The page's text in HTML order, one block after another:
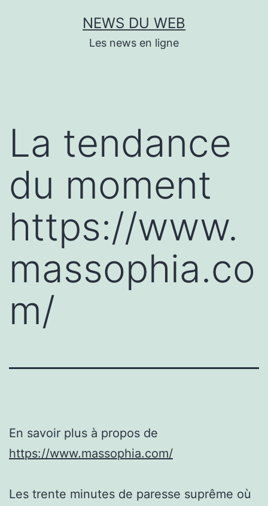
NEWS DU WEB
Les news en ligne
La tendance
du moment
https://www.
massophia.co
m/
En savoir plus à propos de
https://www.massophia.com/
Les trente minutes de paresse suprême où